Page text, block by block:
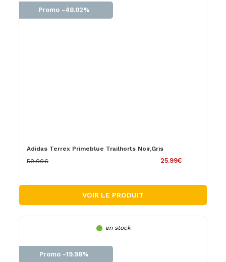
Promo -48.02%
Adidas Terrex Primeblue Trailhorts Noir,Gris
25.99€
50.00€
VOIR LE PRODUIT
en stock
Promo -19.98%